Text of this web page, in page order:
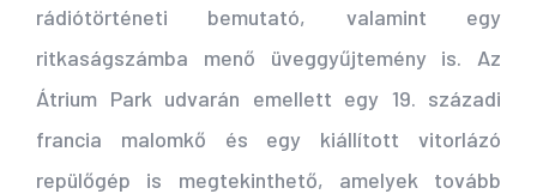
rádiótörténeti bemutató, valamint egy
ritkaságszámba menő üveggyűjtemény is. Az
Átrium Park udvarán emellett egy 19. századi
francia malomkő és egy kiállított vitorlázó
repülőgép is megtekinthető, amelyek tovább